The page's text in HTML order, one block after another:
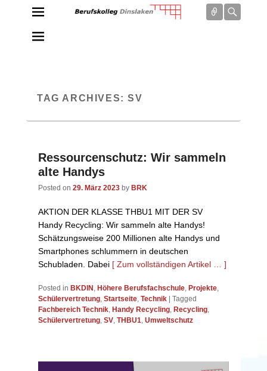
Connect
TAG ARCHIVES:SV
Ressourcenschutz: Wir sammeln
alte Handys
Posted on 29. März 2023 by BRK
AKTION DER KLASSE THBU1 MIT DER SV
Handy Recycling: Wir sammeln alte Handys!
Schätzungsweise 200 Millionen alte Handys und
Smartphones schlummern in deutschen
Schubladen. Dabei [ Zum vollständigen Artikel … ]
Posted in BKDIN , Höhere Berufsfachschule, Projekte,
Schülervertretung, Startseite, Technik
Tagged
Fachbereich Technik, Handy Recycling, Recycling,
Schülervertretung, SV, THBU1, Umweltschutz